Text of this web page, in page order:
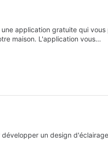
une application gratuite qui
maison. L'application vous…
développer un design d'éclairage